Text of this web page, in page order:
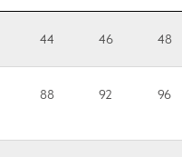
44 46 48
88 92 96